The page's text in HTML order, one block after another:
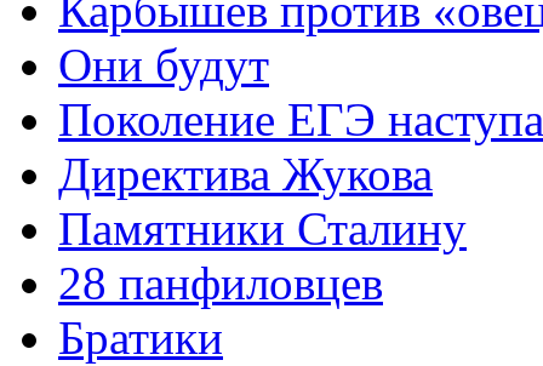
Карбышев против
Они будут
Поколение ЕГЭ
Директива Жукова
Памятники Сталину
28 панфиловцев
Братики